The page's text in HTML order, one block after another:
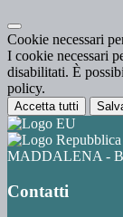
Cookie necessari
I cookie necessari
disabilitati. È
policy.
Accetta tutti
MADDALENA -
Contatti